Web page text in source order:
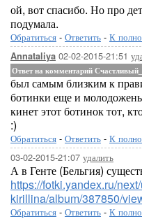
ой, вот спасибо. Но про
подумала.
Обратиться - Ответить - К
Annataliya 02-02-2015-21:51
Ответ на комментарий
был самым близким к
ботинки еще и
кинет этот ботинок тот,
:)
Обратиться - Ответить - К
03-02-2015-21:07 удалить
А в Генте (Бельгия)
https://fotki.yandex.ru/
kirillina/album/387850/
Обратиться - Ответить - К